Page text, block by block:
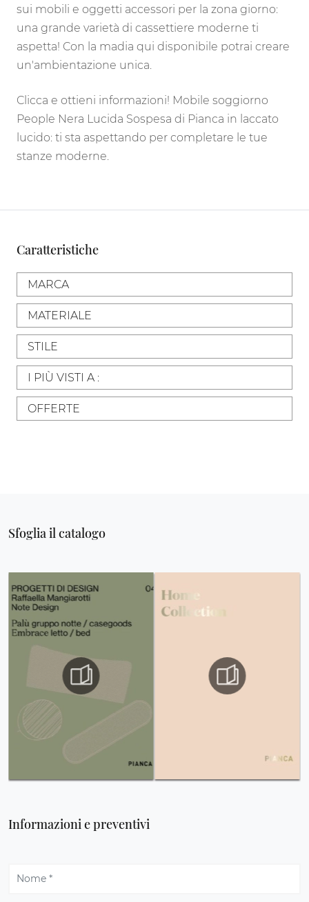
Clicca e ottieni informazioni! Mobile soggiorno
People Nera Lucida Sospesa di Pianca in laccato
lucido: ti sta aspettando per completare le tue
stanze moderne.
sui mobili e oggetti accessori per la zona giorno:
una grande varietà di cassettiere moderne ti
aspetta! Con la madia qui disponibile potrai creare
un'ambientazione unica.
Caratteristiche
MARCA
MATERIALE
STILE
I PIÙ VISTI A :
OFFERTE
Sfoglia il catalogo
Informazioni e preventivi